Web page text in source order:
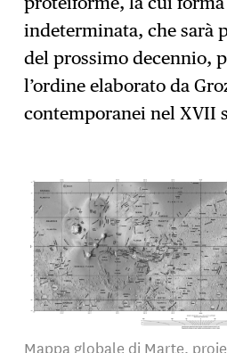
indeterminata, che sarà
del prossimo decennio,
l’ordine elaborato da
contemporanei nel XVII
Mappa globale di Marte,